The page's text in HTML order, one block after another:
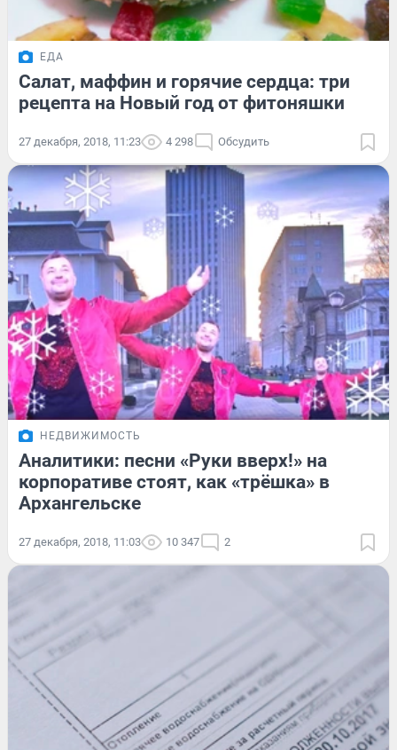
ЕДА
Салат, маффин и горячие сердца: три
рецепта на Новый год от фитоняшки
27 декабря, 2018, 11:23 4 298 Обсудить
НЕДВИЖИМОСТЬ
Аналитики: песни «Руки вверх!» на
корпоративе стоят, как «трёшка» в
Архангельске
27 декабря, 2018, 11:03 10 347 2